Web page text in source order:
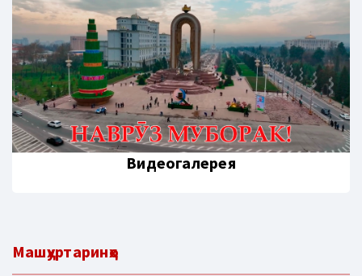
Видеогалерея
Машҳуртаринҳо